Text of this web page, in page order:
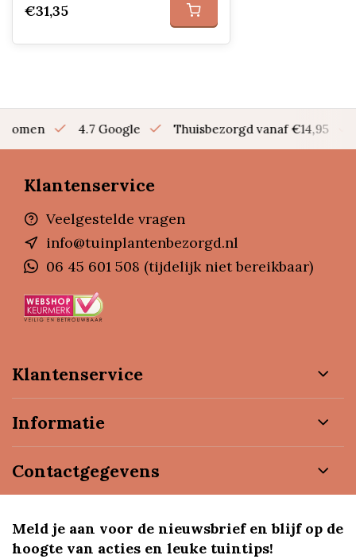
€31,35
bomen 4.7 Google Thuisbezorgd vanaf €14,95
Klantenservice
Veelgestelde vragen
info@tuinplantenbezorgd.nl
06 45 601 508 (tijdelijk niet bereikbaar)
Klantenservice
Informatie
Contactgegevens
Meld je aan voor de nieuwsbrief en blijf op de
hoogte van acties en leuke tuintips!